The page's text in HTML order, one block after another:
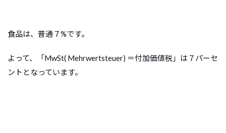
食品は、普通７%です。
よって、「MwSt( Mehrwertsteuer) ＝付加価値税」は７パーセ
ントとなっています。